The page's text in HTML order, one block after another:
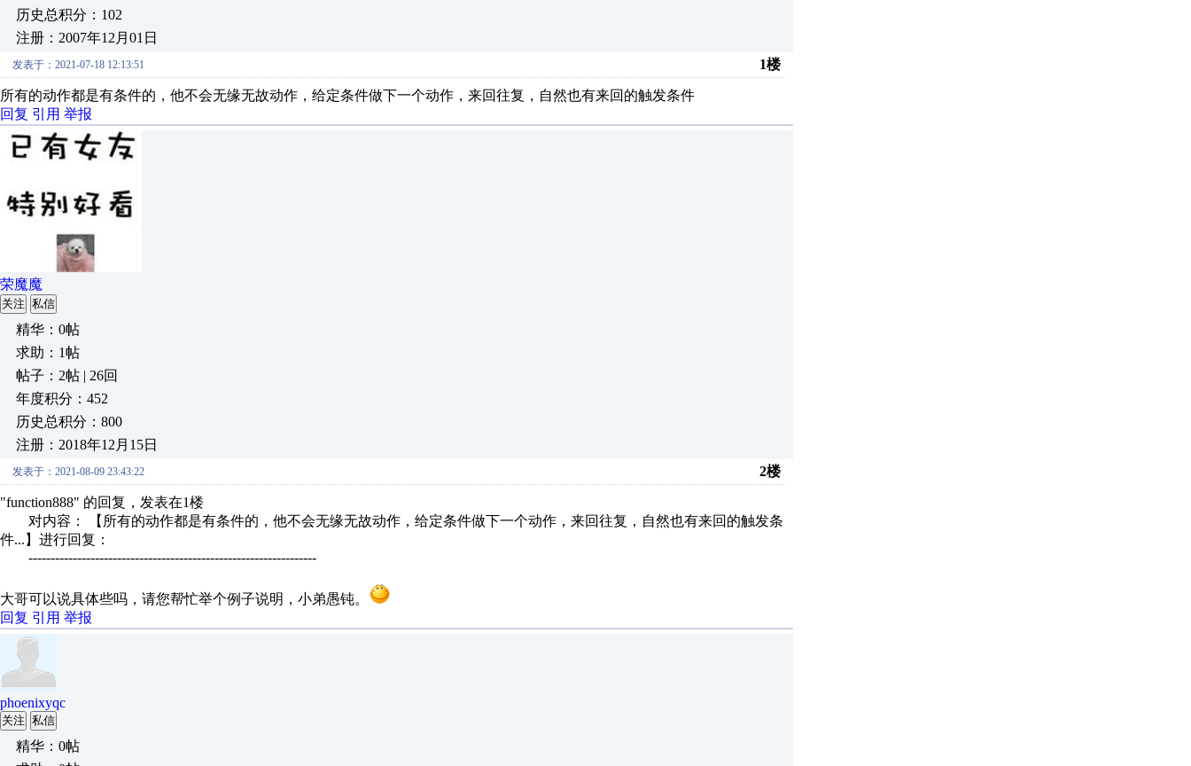
历史总积分：102
注册：2007年12月01日
发表于：2021-07-18 12:13:51 1楼
所有的动作都是有条件的，他不会无缘无故动作，给定条件做下一个动作，来回往复，自然也有来回的触发条件
回复 引用 举报
荣魔魔
关注 私信
精华：0帖
求助：1帖
帖子：2帖 | 26回
年度积分：452
历史总积分：800
注册：2018年12月15日
发表于：2021-08-09 23:43:22 2楼
"function888" 的回复，发表在1楼
对内容： 【所有的动作都是有条件的，他不会无缘无故动作，给定条件做下一个动作，来回往复，自然也有来回的触发条
件...】进行回复：
-----------------------------------------------------------------
大哥可以说具体些吗，请您帮忙举个例子说明，小弟愚钝。
回复 引用 举报
phoenixyqc
关注 私信
精华：0帖